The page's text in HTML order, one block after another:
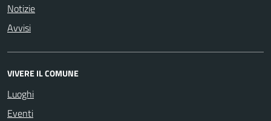
Notizie
Avvisi
VIVERE IL COMUNE
Luoghi
Eventi